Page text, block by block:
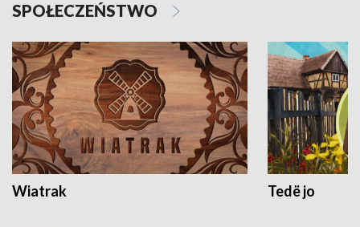
SPOŁECZEŃSTWO
Wiatrak Tedë jo